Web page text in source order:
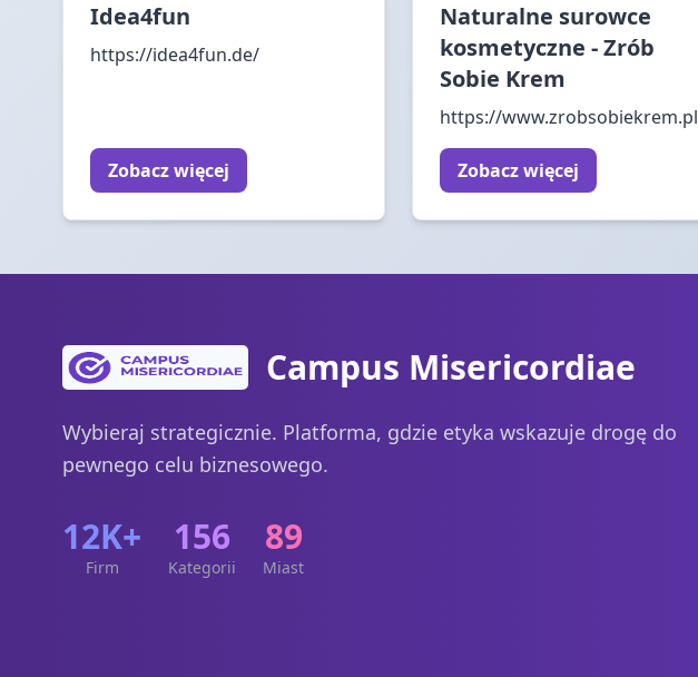
Idea4fun
https://idea4fun.de/
Zobacz więcej
Naturalne surowce
kosmetyczne - Zrób
Sobie Krem
https://www.zrobsobiekrem.pl
Zobacz więcej
Campus Misericordiae
Wybieraj strategicznie. Platforma, gdzie etyka wskazuje drogę do
pewnego celu biznesowego.
12K+
Firm
156
Kategorii
89
Miast